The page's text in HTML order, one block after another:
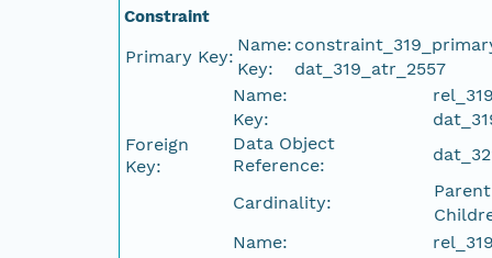
Constraint
Primary Key:
Name:
Key:
dat_319_atr_2557
Foreign
Key:
Name:
Key:
Data Object
Reference:
Cardinality:
Name: